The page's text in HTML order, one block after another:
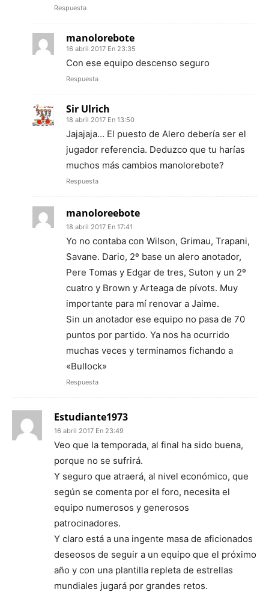
Respuesta
manolorebote
16 abril 2017 En 23:35
Con ese equipo descenso seguro
Respuesta
Sir Ulrich
18 abril 2017 En 13:50
Jajajaja… El puesto de Alero debería ser el
jugador referencia. Deduzco que tu harías
muchos más cambios manolorebote?
Respuesta
manoloreebote
18 abril 2017 En 17:41
Yo no contaba con Wilson, Grimau, Trapani,
Savane. Dario, 2º base un alero anotador,
Pere Tomas y Edgar de tres, Suton y un 2º
cuatro y Brown y Arteaga de pívots. Muy
importante para mí renovar a Jaime.
Sin un anotador ese equipo no pasa de 70
puntos por partido. Ya nos ha ocurrido
muchas veces y terminamos fichando a
«Bullock»
Respuesta
Estudiante1973
16 abril 2017 En 23:49
Veo que la temporada, al final ha sido buena,
porque no se sufrirá.
Y seguro que atraerá, al nivel económico, que
según se comenta por el foro, necesita el
equipo numerosos y generosos
patrocinadores.
Y claro está a una ingente masa de aficionados
deseosos de seguir a un equipo que el próximo
año y con una plantilla repleta de estrellas
mundiales jugará por grandes retos.